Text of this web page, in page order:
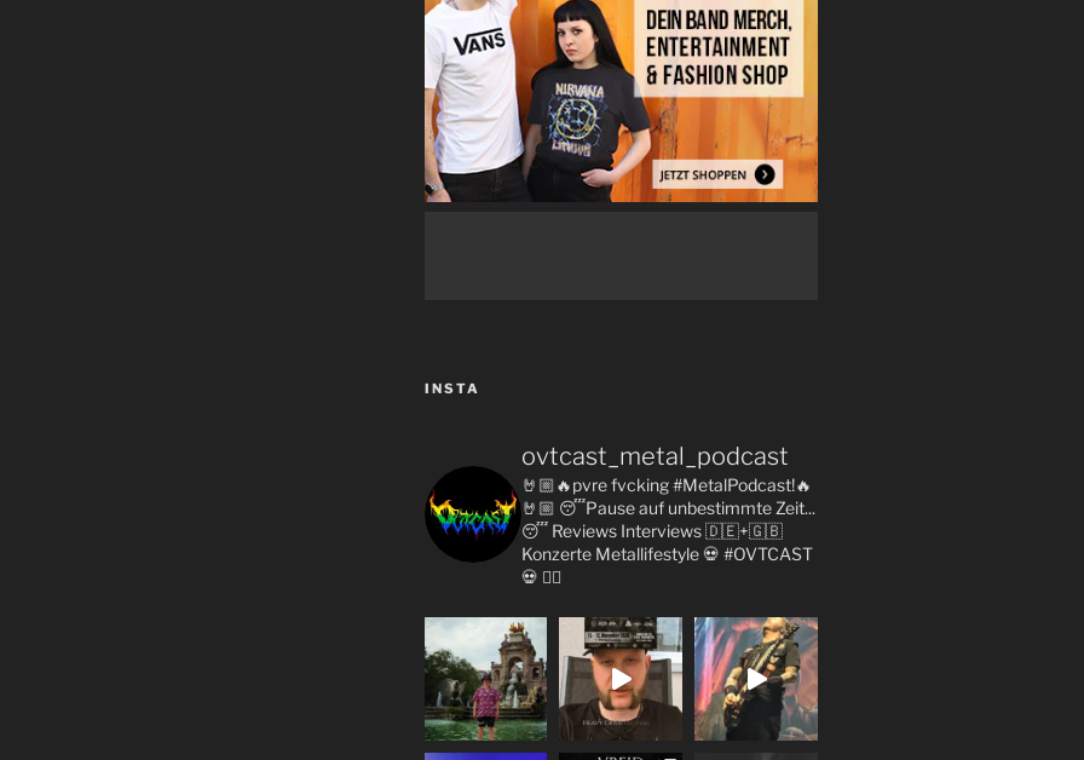
INSTA
ovtcast_metal_podcast
🤘🏼🔥pvre fvcking #MetalPodcast!🔥
🤘🏼 😴Pause auf unbestimmte Zeit...
😴Reviews Interviews 🇩🇪+🇬🇧
KonzerteMetallifestyle💀 #OVTCAST
💀 👇🏼